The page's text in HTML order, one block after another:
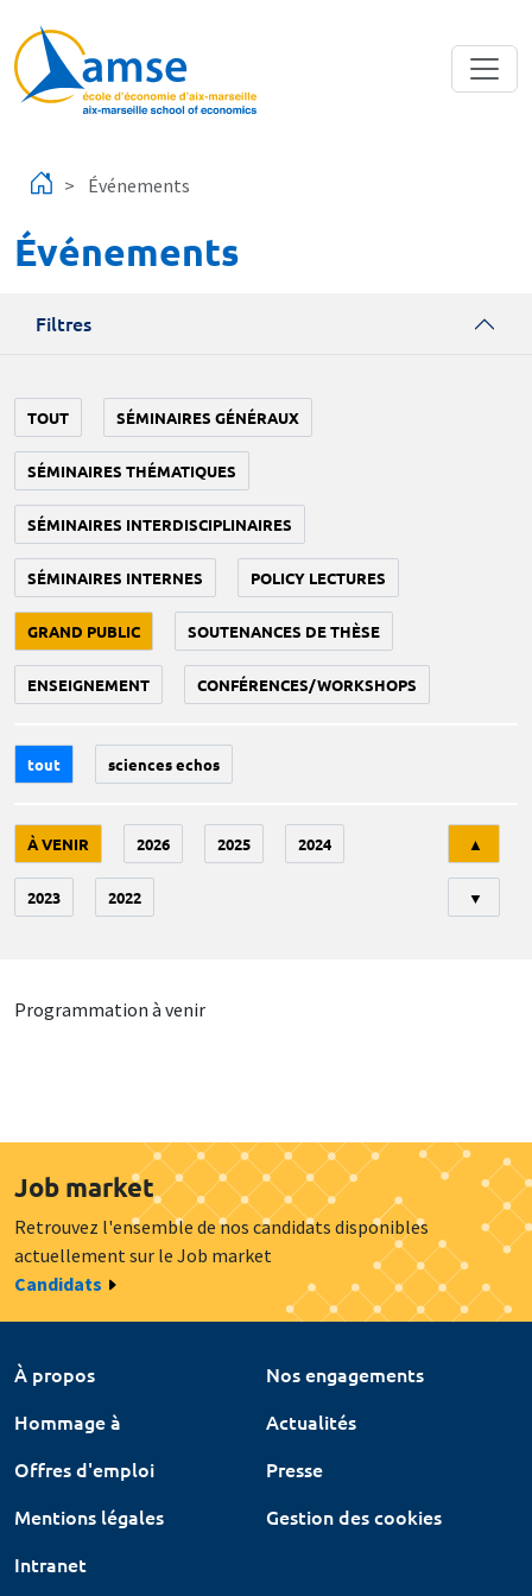
Événements
Événements
Filtres
TOUT SÉMINAIRES GÉNÉRAUX
SÉMINAIRES THÉMATIQUES
SÉMINAIRES INTERDISCIPLINAIRES
SÉMINAIRES INTERNES POLICY LECTURES
GRAND PUBLIC SOUTENANCES DE THÈSE
ENSEIGNEMENT CONFÉRENCES/WORKSHOPS
tout sciences echos
À VENIR 2026 2025 2024
2023 2022
▲
▼
Programmation à venir
Job market
Retrouvez l'ensemble de nos candidats disponibles
actuellement sur le Job market
Candidats
À propos
Nos engagements
Hommage à
Actualités
Offres d'emploi
Presse
Mentions légales
Gestion des cookies
Intranet